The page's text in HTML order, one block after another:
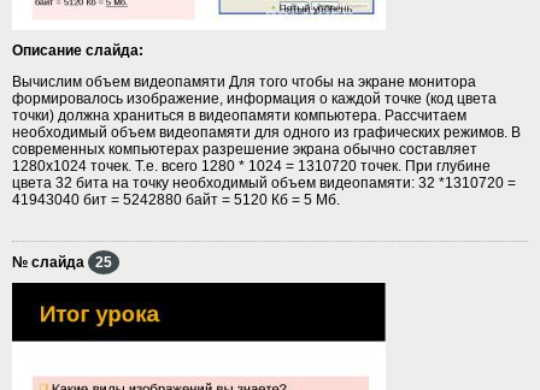
Описание слайда:
Вычислим объем видеопамяти Для того чтобы на экране монитора
формировалось изображение, информация о каждой точке (код цвета
точки) должна храниться в видеопамяти компьютера. Рассчитаем
необходимый объем видеопамяти для одного из графических режимов. В
современных компьютерах разрешение экрана обычно составляет
1280х1024 точек. Т.е. всего 1280 * 1024 = 1310720 точек. При глубине
цвета 32 бита на точку необходимый объем видеопамяти: 32 *1310720 =
41943040 бит = 5242880 байт = 5120 Кб = 5 Мб.
№ слайда 25